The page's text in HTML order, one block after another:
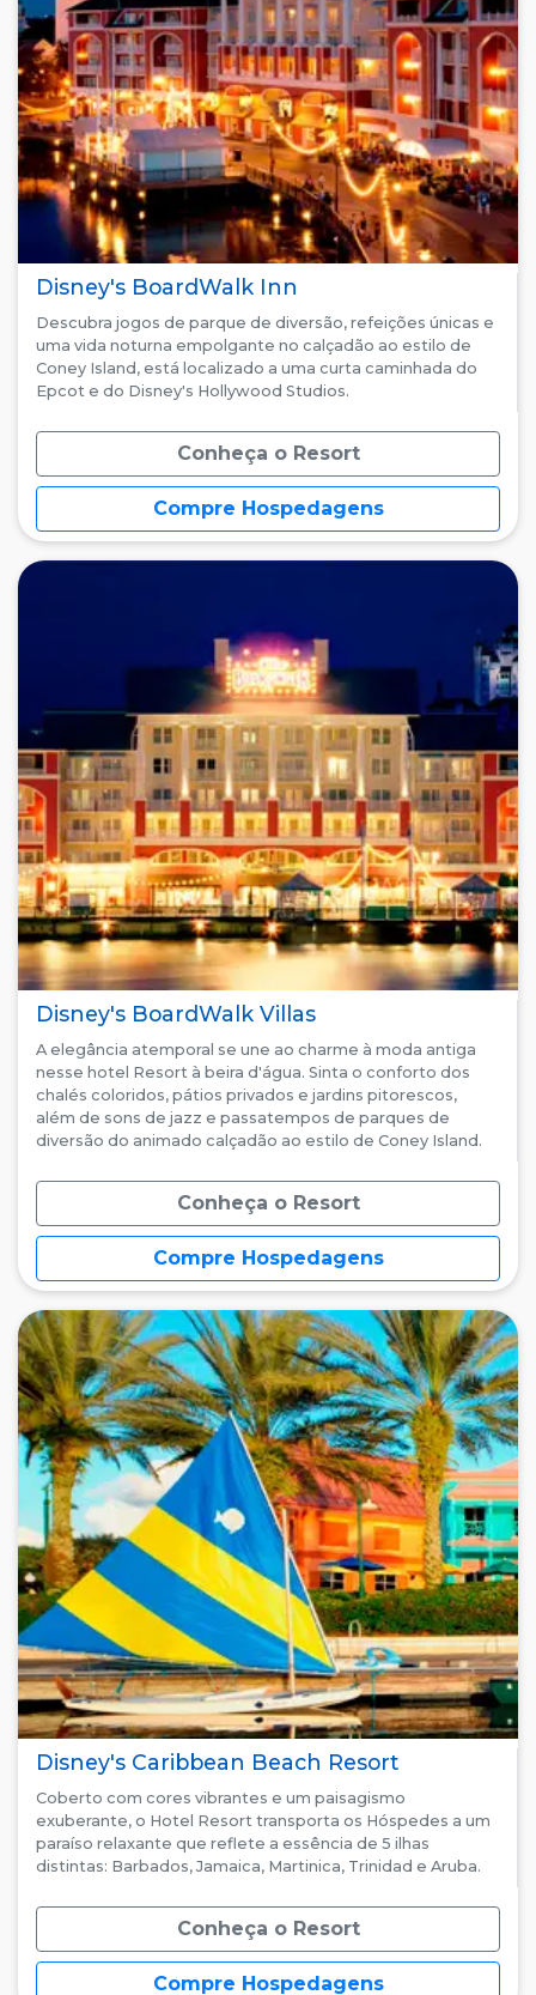
Disney's BoardWalk Inn
Descubra jogos de parque de diversão, refeições únicas e
uma vida noturna empolgante no calçadão ao estilo de
Coney Island, está localizado a uma curta caminhada do
Epcot e do Disney's Hollywood Studios.
Conheça o Resort
Compre Hospedagens
Disney's BoardWalk Villas
A elegância atemporal se une ao charme à moda antiga
nesse hotel Resort à beira d'água. Sinta o conforto dos
chalés coloridos, pátios privados e jardins pitorescos,
além de sons de jazz e passatempos de parques de
diversão do animado calçadão ao estilo de Coney Island.
Conheça o Resort
Compre Hospedagens
Disney's Caribbean Beach Resort
Coberto com cores vibrantes e um paisagismo
exuberante, o Hotel Resort transporta os Hóspedes a um
paraíso relaxante que reflete a essência de 5 ilhas
distintas: Barbados, Jamaica, Martinica, Trinidad e Aruba.
Conheça o Resort
Compre Hospedagens